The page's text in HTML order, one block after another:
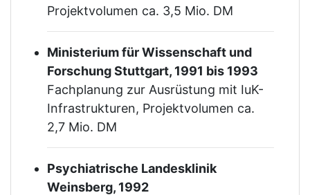
Projektvolumen ca. 3,5 Mio. DM
Ministerium für Wissenschaft und
Forschung Stuttgart, 1991 bis 1993
Fachplanung zur Ausrüstung mit IuK-
Infrastrukturen, Projektvolumen ca.
2,7 Mio. DM
Psychiatrische Landesklinik
Weinsberg, 1992